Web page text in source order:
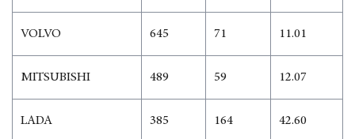
VOLVO 645 71 11.01
MITSUBISHI 489 59 12.07
LADA 385 164 42.60